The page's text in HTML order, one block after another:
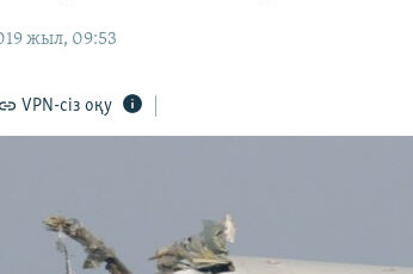
жыл, 09:53
VPN-сіз оқу